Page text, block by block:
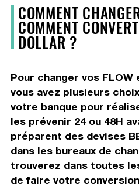
COMMENT
COMMENT
DOLLAR ?
Pour changer vos FLOW
vous avez plusieurs
votre banque pour
les prévenir 24 ou 48H
préparent des devises
dans les bureaux de
trouverez dans toutes
de faire votre